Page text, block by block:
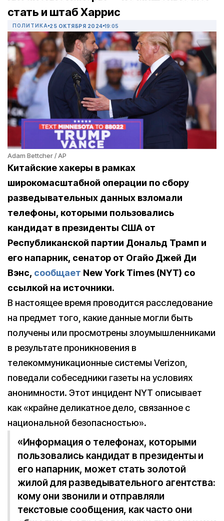
стать и штаб Харрис
ПОЛИТИКА 25 ОКТЯБРЯ 2024 19:05
Adam Bettcher / AP
Китайские хакеры в рамках
широкомасштабной операции по сбору
разведывательных данных взломали
телефоны, которыми пользовались
кандидат в президенты США от
Республиканской партии Дональд Трамп и
его напарник, сенатор от Огайо Джей Ди
Вэнс, сообщает New York Times (NYT) со
ссылкой на источники.
В настоящее время проводится расследование
на предмет того, какие данные могли быть
получены или просмотрены злоумышленниками
в результате проникновения в
телекоммуникационные системы Verizon,
поведали собеседники газеты на условиях
анонимности. Этот инцидент NYT описывает
как «крайне деликатное дело, связанное с
национальной безопасностью».
«Информация о телефонах, которыми
пользовались кандидат в президенты и
его напарник, может стать золотой
жилой для разведывательного агентства:
кому они звонили и отправляли
текстовые сообщения, как часто они